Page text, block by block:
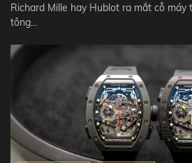
Richard Mille hay Hublot ra mắt cỗ máy
tông…